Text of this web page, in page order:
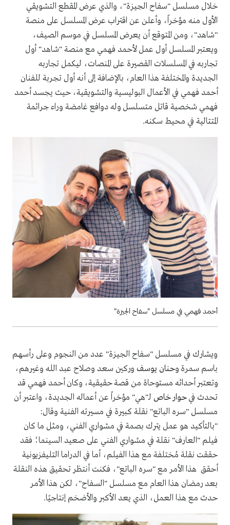
خلال مسلسل "سفاح الجيزة"، والذي عرض المقطع التشويقي
الأول منه مؤخراً، وأعلن عن اقتراب عرض المسلسل على منصة
"شاهد"، ومن المتوقع أن يعرض المسلسل في موسم الصيف،
ويعتبر المسلسل أول عمل لأحمد فهمي مع منصة "شاهد" أول
تجاربه في المسلسلات القصيرة على المنصات، ليكمل تجاربه
الجديدة والمختلفة هذا العام، بالإضافة إلى أنه أول تجربة للفنان
أحمد فهمي في الأعمال البوليسية والتشويقية، حيث يجسد أحمد
فهمي شخصية قاتل متسلسل وله دوافع غامضة وراء جرائمة
المتتالية في محيط سكنه.
أحمد فهمي في مسلسل "سفاح الجيزة"
ويشارك في مسلسل "سفاح الجيزة" عدد من النجوم وعلى رأسهم
باسم سمرة وحنان يوسف وركين سعد وصلاح عبد الله وغيرهم،
وتعتبر أحداثه مستوحاة من قصة حقيقية، وكان أحمد فهمي قد
تحدث فيحوار خاص لـ"هي" مؤخراً عن أعماله الجديدة، واعتبر أن
مسلسل "سره الباتع" نقلة كبيرة في مسيرته الفنية وقال:
"بالتأكيد هو عمل يترك بصمة في مشواري الفني، ومثل ما كان
فيلم "العارف" نقلة في مشواري الفني على صعيد السينما؛ فقد
حققت نقلة مُختلفة مع هذا الفيلم، أما في الدراما التليفزيونية
أحقق هذا الأمر مع "سره الباتع"، فكنت أنتظر تحقيق هذه النقلة
بعد رمضان هذا العام مع مسلسل "السفاح"، لكن هذا الأمر
حدث مع هذا العمل، الذي يعد الأكبر والأضخم إنتاجيًا.